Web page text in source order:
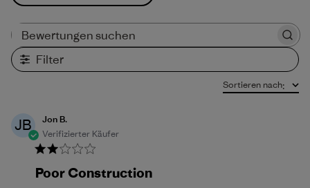
Filter
Sortieren nach:
JB
Jon B.
Verifizierter Käufer
Poor Construction